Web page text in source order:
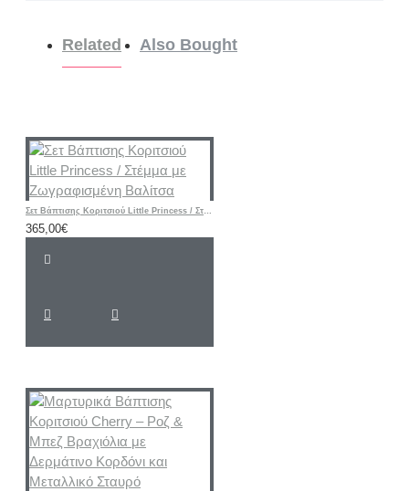
Related Also Bought
Σετ Βάπτισης Κοριτσιού Little Princess / Στέμμα με Ζωγραφισμένη Βαλίτσα
365,00€